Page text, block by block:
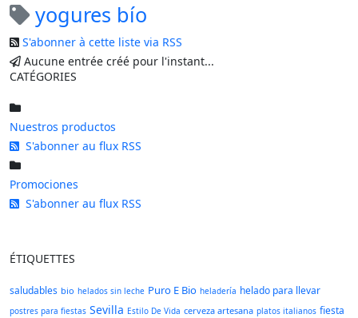
yogures bío
S'abonner à cette liste via RSS
Aucune entrée créé pour l'instant...
CATÉGORIES
Nuestros productos
S'abonner au flux RSS
Promociones
S'abonner au flux RSS
ÉTIQUETTES
saludables bio helados sin leche Puro E Bio heladería helado para llevar
postres para fiestas Sevilla Estilo De Vida cerveza artesana platos italianos fiesta